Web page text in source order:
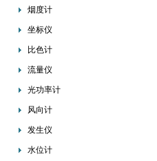
烟度计
坐标仪
比色计
流量仪
光功率计
风向计
发生仪
水位计